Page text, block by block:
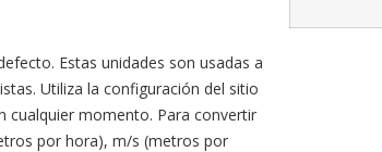
Estas unidades son usadas a
Utiliza la configuración del sitio
cualquier momento. Para convertir
por hora), m/s (metros por